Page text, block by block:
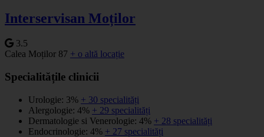
Interservisan Moților
3.5
Calea Moților 87 + o altă locație
Specialitățile clinicii
Urologie: 3% + 30 specialități
Alergologie: 4% + 29 specialități
Dermatologie si Venerologie: 4% + 28 specialități
Endocrinologie: 4% + 27 specialități